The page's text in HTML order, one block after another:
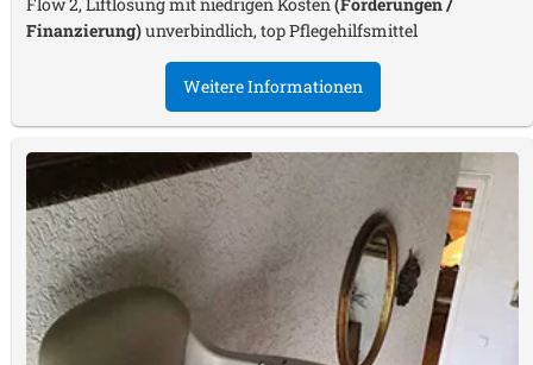
Finanzierung)unverbindlich, top Pflegehilfsmittel
Weitere Informationen